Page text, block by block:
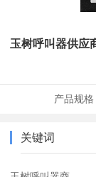
玉树呼叫器供应
产品规格
关键词